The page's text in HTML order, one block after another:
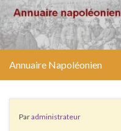
Annuaire Napoléonien
Paradministrateur